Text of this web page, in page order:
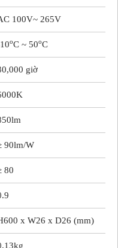
100V~ 265V
oC ~ 50oC
giờ
90lm/W
80
x W26 x D26 (mm)